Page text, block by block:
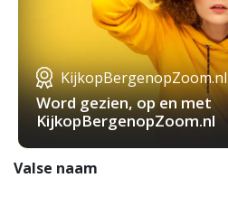
KijkopBergenopZoom.nl
Word gezien, op en met
KijkopBergenopZoom.nl
Valse naam